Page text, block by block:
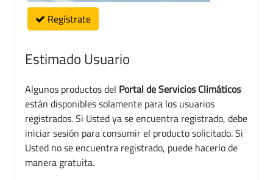
Regístrate
Estimado Usuario
Algunos productos del Portal de Servicios Climáticos
están disponibles solamente para los usuarios
registrados. Si Usted ya se encuentra registrado, debe
iniciar sesión para consumir el producto solicitado. Si
Usted no se encuentra registrado, puede hacerlo de
manera gratuita.